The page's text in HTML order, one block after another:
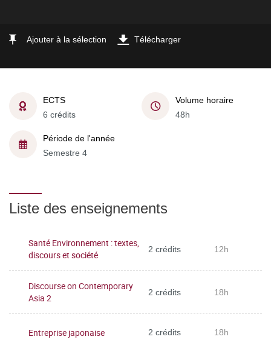
Ajouter à la sélection Télécharger
ECTS
6 crédits
Volume horaire
48h
Période de l'année
Semestre 4
Liste des enseignements
Santé Environnement : textes,
discours et société
2 crédits 12h
Discourse on Contemporary
Asia 2
2 crédits 18h
Entreprise japonaise 2 crédits 18h